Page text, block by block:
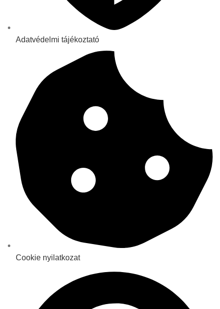
Adatvédelmi tájékoztató
Cookie nyilatkozat